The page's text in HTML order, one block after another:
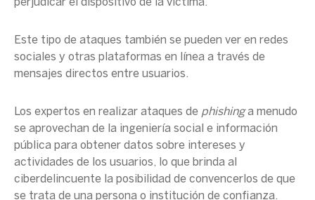
perjudicar el dispositivo de la víctima.
Este tipo de ataques también se pueden ver en redes
sociales y otras plataformas en línea a través de
mensajes directos entre usuarios.
Los expertos en realizar ataques de phishinga menudo
se aprovechan de la ingeniería social e información
pública para obtener datos sobre intereses y
actividades de los usuarios, lo que brinda al
ciberdelincuente la posibilidad de convencerlos de que
se trata de una persona o institución de confianza.